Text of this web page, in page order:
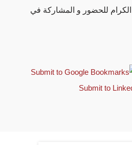
الكرام للحضور و المشاركة في